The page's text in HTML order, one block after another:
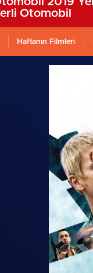
Haftanın Filmleri